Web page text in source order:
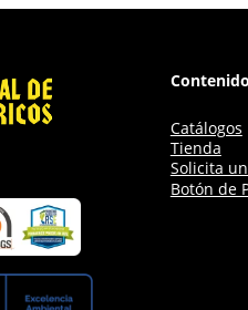
Contenido
Catálogos
Tienda
Solicita
Botón de